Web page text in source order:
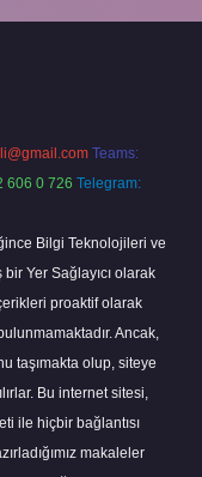
Teams:
606 0 726 Telegram:
Bilgi Teknolojileri ve
Yer Sağlayıcı olarak
proaktif olarak
Ancak,
taşımakta olup, siteye
Bu internet sitesi,
ile hiçbir bağlantısı
makaleler